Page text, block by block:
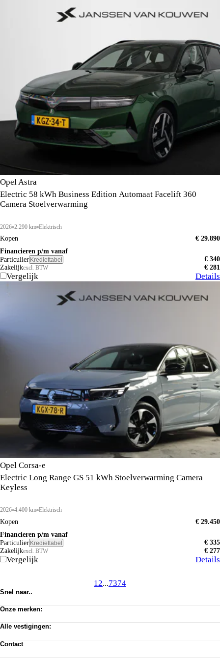
Opel Astra
Electric 58 kWh Business Edition Automaat Facelift 360
Camera Stoelverwarming
2026 2.290 km Elektrisch
Kopen
€ 29.890
Financieren p/m vanaf
Particulier Krediettabel
€ 340
Zakelijkexcl. BTW € 281
Vergelijk Details
Opel Corsa-e
Electric Long Range GS 51 kWh Stoelverwarming Camera
Keyless
2026 4.400 km Elektrisch
Kopen
€ 29.450
Financieren p/m vanaf
Particulier Krediettabel
€ 335
Zakelijkexcl. BTW € 277
Vergelijk Details
12...7374
Snel naar..
Werkplaats afspraak
Privacy verklaring
Cookie toestemming wijzigen
Onze merken:
Alfa Romeo
Dongfeng
Jeep
Alle vestigingen:
Almere Occasion
Contact